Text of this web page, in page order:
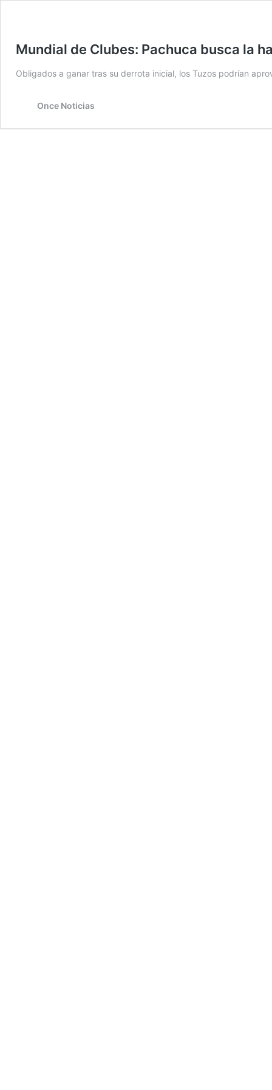
Mundial de Clubes: Pachuca busca la
Obligados a ganar tras su derrota inicial, los Tuzos podrían
Once Noticias